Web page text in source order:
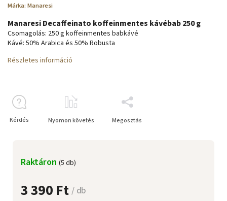
Márka: Manaresi
3 390 Ft/ db
Raktáron (5 db)
Manaresi Decaffeinato koffeinmentes kávébab 250 g
Csomagolás: 250 g koffeinmentes babkávé
Kávé: 50% Arabica és 50% Robusta
Részletes információ
Kérdés Nyomon követés Megosztás